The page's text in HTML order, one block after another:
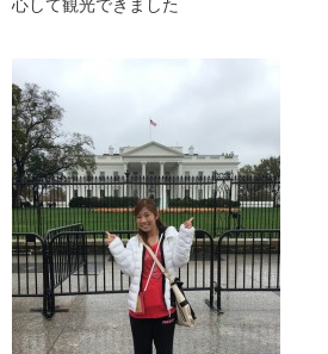
心して観光できました